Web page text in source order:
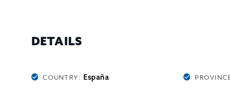
DETAILS
COUNTRY: España